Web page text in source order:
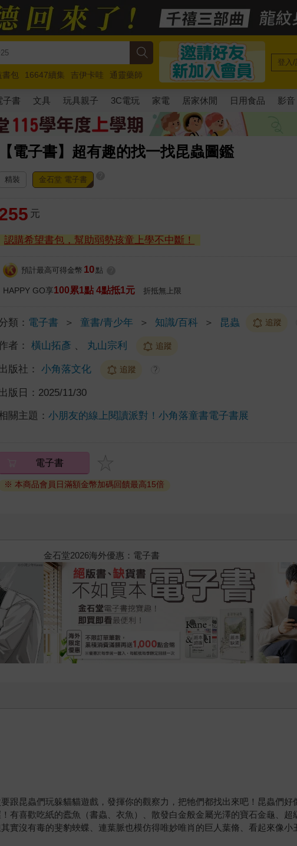
書包 16647續集 吉伊卡哇
通靈藥師
總動員5 超慢跑
登入/
子書 文具 玩具親子 3C電玩 家電 居家休閒 日用食品 影音
【電子書】超有趣的找一找昆蟲圖鑑
精裝 金石堂 電子書
元
認購希望書包，幫助弱勢孩童上學不中斷！
預計最高可得金幣 10 點
HAPPY GO享100累1點 4點抵1元 折抵無上限
類： 電子書 ＞ 童書/青少年 ＞ 知識/百科 ＞ 昆蟲 追蹤
者： 橫山拓彥 丸山宗利 追蹤
版社： 小角落文化 追蹤 ?
版日： 2025/11/30
關主題：小朋友的線上閱讀派對！小角落童書電子書展
電子書
※ 本商品會員日滿額金幣加碼回饋最高15倍
2026金石堂暑假漫博〈你好，我吃一點〉第二波
跟昆蟲們玩躲貓貓遊戲，發揮你的觀察力，把牠們都找出來吧！昆蟲們好
有喜歡吃紙的蠹魚（書蟲、衣魚）、散發白金般金屬光澤的寶石金龜、超
實沒有毒的斐豹蛺蝶、連葉脈也模仿得唯妙唯肖的巨人葉脩、看起來像小